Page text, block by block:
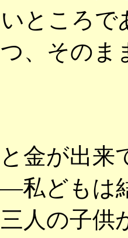
ところで
、その
と金が出
私どもは
人の子供